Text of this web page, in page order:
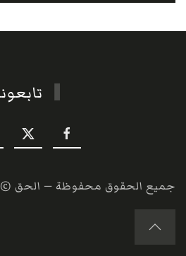
جميع الحقوق محفوظة — الحق ©